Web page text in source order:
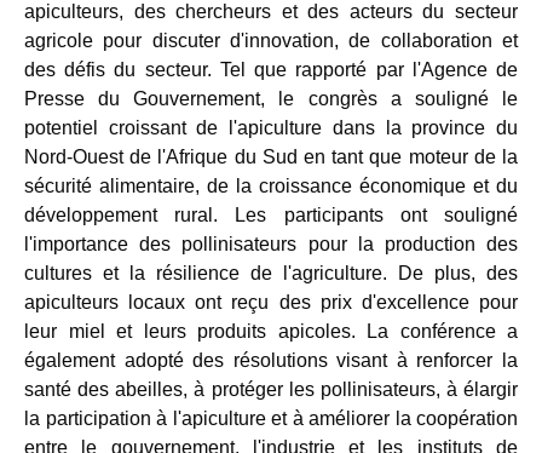
apiculteurs, des chercheurs et des acteurs du secteur
agricole pour discuter d'innovation, de collaboration et
des défis du secteur. Tel que rapporté par l'Agence de
Presse du Gouvernement, le congrès a souligné le
potentiel croissant de l'apiculture dans la province du
Nord-Ouest de l'Afrique du Sud en tant que moteur de la
sécurité alimentaire, de la croissance économique et du
développement rural. Les participants ont souligné
l'importance des pollinisateurs pour la production des
cultures et la résilience de l'agriculture. De plus, des
apiculteurs locaux ont reçu des prix d'excellence pour
leur miel et leurs produits apicoles. La conférence a
également adopté des résolutions visant à renforcer la
santé des abeilles, à protéger les pollinisateurs, à élargir
la participation à l'apiculture et à améliorer la coopération
entre le gouvernement, l'industrie et les instituts de